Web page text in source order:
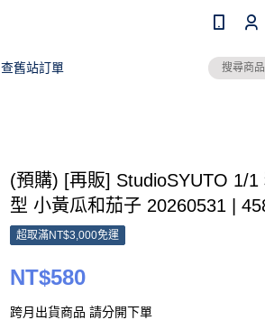
查舊站訂單
(預購) [再販] StudioSYUTO 1/1
型 小黃瓜和茄子 20260531 |
超取滿NT$3,000免運
NT$580
跨月出貨商品 請分開下單